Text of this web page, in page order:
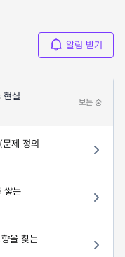
알림 받기
현실
보는 중
제 정의
쌓는
을 찾는